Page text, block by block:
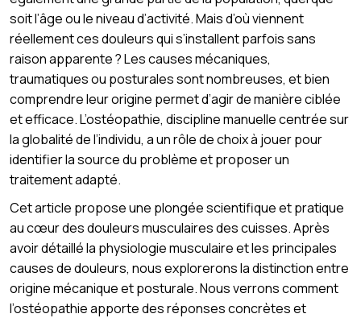
soit l’âge ou le niveau d’activité. Mais d’où viennent
réellement ces douleurs qui s’installent parfois sans
raison apparente ? Les causes mécaniques,
traumatiques ou posturales sont nombreuses, et bien
comprendre leur origine permet d’agir de manière ciblée
et efficace. L’ostéopathie, discipline manuelle centrée sur
la globalité de l’individu, a un rôle de choix à jouer pour
identifier la source du problème et proposer un
traitement adapté.
Cet article propose une plongée scientifique et pratique
au cœur des douleurs musculaires des cuisses. Après
avoir détaillé la physiologie musculaire et les principales
causes de douleurs, nous explorerons la distinction entre
origine mécanique et posturale. Nous verrons comment
l’ostéopathie apporte des réponses concrètes et